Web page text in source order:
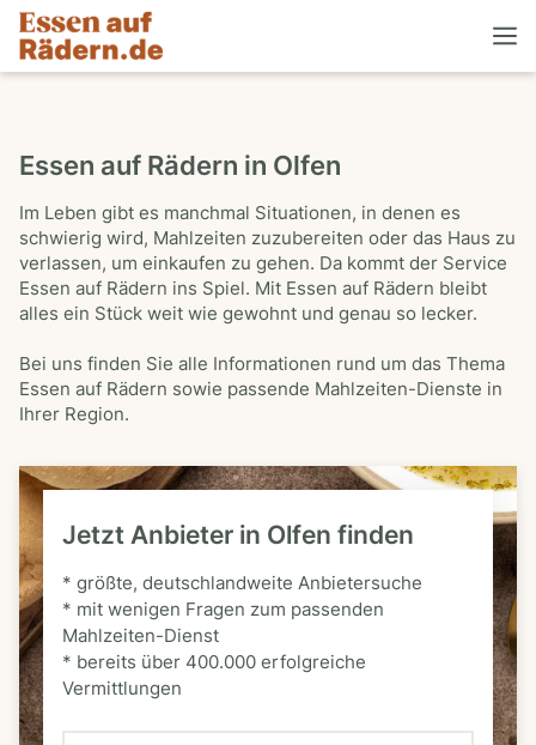
Essen auf Rädern in Olfen
Im Leben gibt es manchmal Situationen, in denen es
schwierig wird, Mahlzeiten zuzubereiten oder das Haus zu
verlassen, um einkaufen zu gehen. Da kommt der Service
Essen auf Rädern ins Spiel. Mit Essen auf Rädern bleibt
alles ein Stück weit wie gewohnt und genau so lecker.
Bei uns finden Sie alle Informationen rund um das Thema
Essen auf Rädern sowie passende Mahlzeiten-Dienste in
Ihrer Region.
Jetzt Anbieter in Olfen finden
* größte, deutschlandweite Anbietersuche
* mit wenigen Fragen zum passenden
Mahlzeiten-Dienst
* bereits über 400.000 erfolgreiche
Vermittlungen